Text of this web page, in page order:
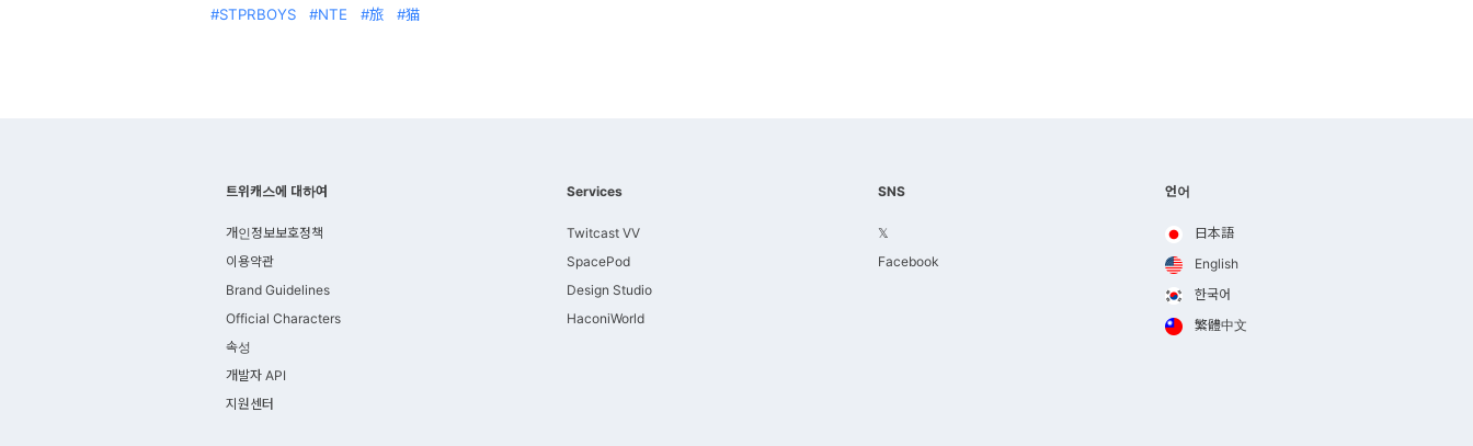
STPRBOYS
NTE 旅 猫
트위캐스에 대하여
개인정보보호정책
이용약관
Brand Guidelines
Official Characters
속성
개발자 API
지원센터
Services
Twitcast VV
SpacePod
Design Studio
HaconiWorld
SNS
𝕏
Facebook
언어
日本語
English
한국어
繁體中文